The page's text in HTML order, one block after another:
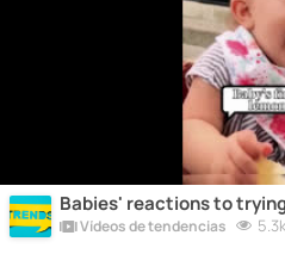
Babies' reactions to
Vídeos de tendencias 5.3k